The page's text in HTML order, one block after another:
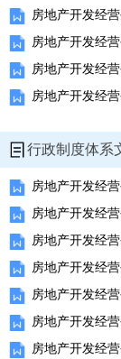
房地产开发经
房地产开发经
房地产开发经
房地产开发经
行政制度体系
房地产开发经
房地产开发经
房地产开发经
房地产开发经
房地产开发经
房地产开发经
房地产开发经